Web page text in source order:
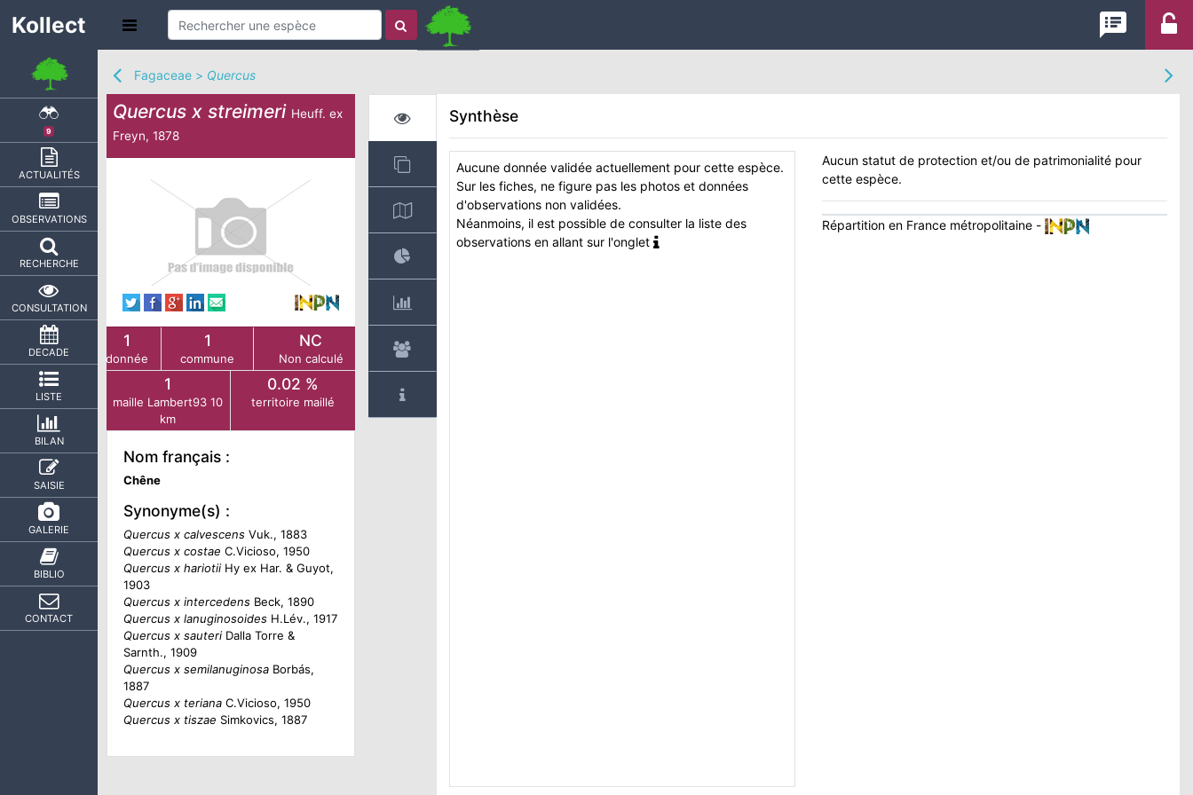
speaker_notes
Kollect
9
ACTUALITÉS
OBSERVATIONS
RECHERCHE
CONSULTATION
DECADE
LISTE
BILAN
SAISIE
GALERIE
BIBLIO
CONTACT
Fagaceae > Quercus
Quercus x streimeri Heuff. ex
Freyn, 1878
1
donnée
1
commune
NC
Non calculé
1
maille Lambert93 10
km
0.02 %
territoire maillé
Nom français :
Chêne
Synonyme(s) :
Quercus x calvescensVuk., 1883
Quercus x costae C.Vicioso, 1950
Quercus x hariotiiHy ex Har. & Guyot,
1903
Quercus x intercedensBeck, 1890
Quercus x lanuginosoidesH.Lév., 1917
Quercus x sauteriDalla Torre &
Sarnth., 1909
Quercus x semilanuginosaBorbás,
1887
Quercus x terianaC.Vicioso, 1950
Quercus x tiszae Simkovics, 1887
Synthèse
Aucune donnée validée actuellement pour cette espèce.
Sur les fiches, ne figure pas les photos et données
d'observations non validées.
Néanmoins, il est possible de consulter la liste des
observations en allant sur l'onglet
Aucun statut de protection et/ou de patrimonialité pour
cette espèce.
Répartition en France métropolitaine -